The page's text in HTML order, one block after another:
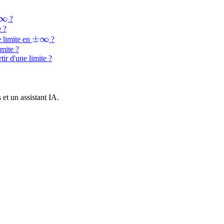
?
?
limite en \pm\infty
±∞ ?
?
d'une limite ?
et un assistant IA.